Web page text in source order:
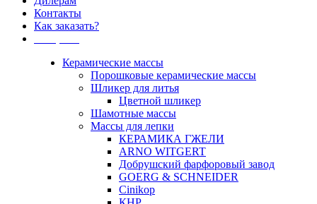
Контакты
Как заказать?
Керамические массы
Порошковые керамические массы
Шликер для литья
Цветной шликер
Шамотные массы
Массы для лепки
КЕРАМИКА ГЖЕЛИ
ARNO WITGERT
Добрушский фарфоровый завод
GOERG & SCHNEIDER
Cinikop